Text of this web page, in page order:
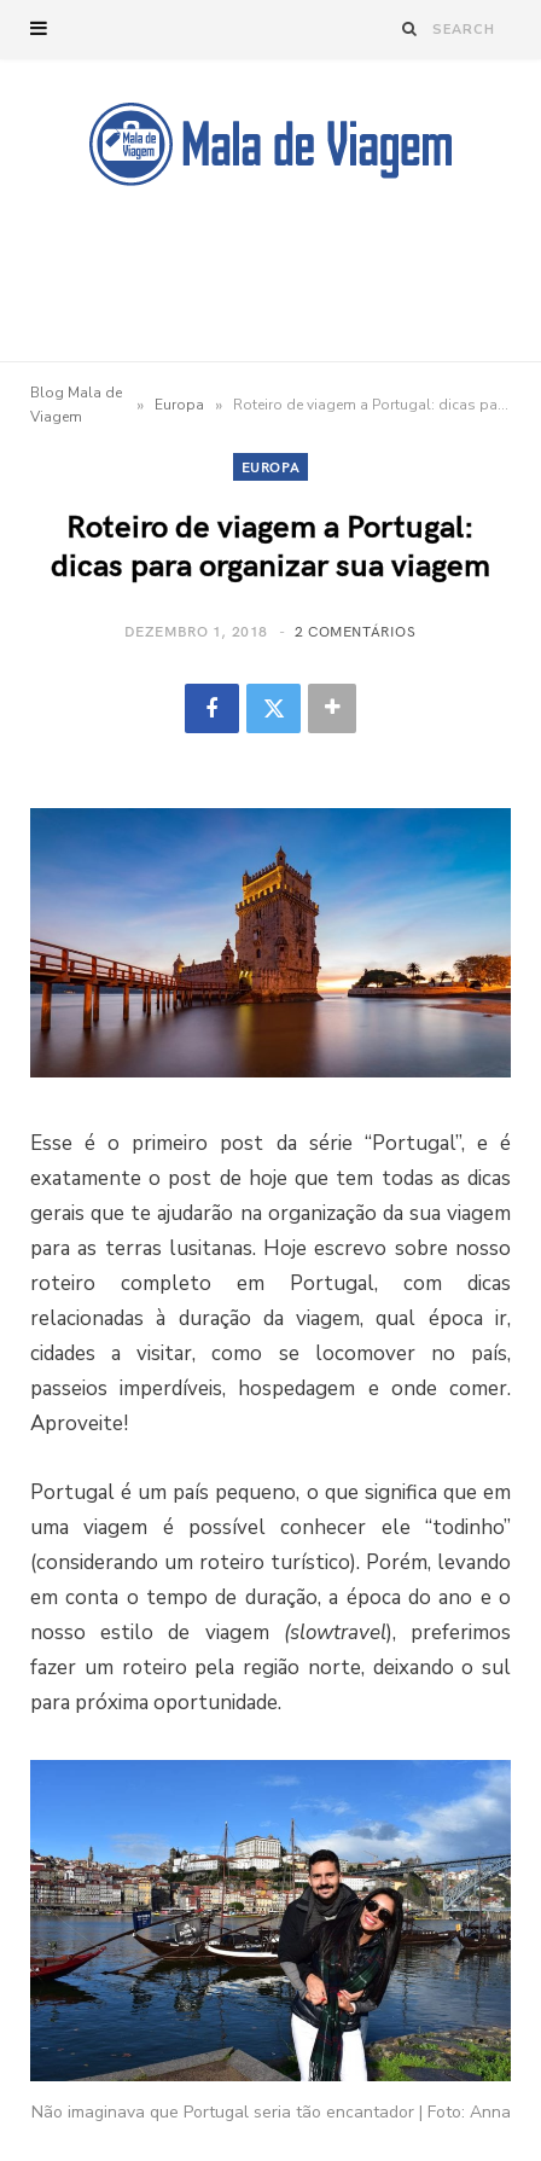
Blog Mala de
Viagem
» Europa » Roteiro de viagem a Portugal: dicas para organizar sua viagem
EUROPA
Roteiro de viagem a Portugal:
dicas para organizar sua viagem
DEZEMBRO 1, 2018 2 COMENTÁRIOS
Esse é o primeiro post da série “Portugal”, e é
exatamente o post de hoje que tem todas as dicas
gerais que te ajudarão na organização da sua viagem
para as terras lusitanas. Hoje escrevo sobre nosso
roteiro completo em Portugal, com dicas
relacionadas à duração da viagem, qual época ir,
cidades a visitar, como se locomover no país,
passeios imperdíveis, hospedagem e onde comer.
Aproveite!
Portugal é um país pequeno, o que significa que em
uma viagem é possível conhecer ele “todinho”
(considerando um roteiro turístico). Porém, levando
em conta o tempo de duração, a época do ano e o
nosso estilo de viagem (slowtravel), preferimos
fazer um roteiro pela região norte, deixando o sul
para próxima oportunidade.
Não imaginava que Portugal seria tão encantador | Foto: Anna